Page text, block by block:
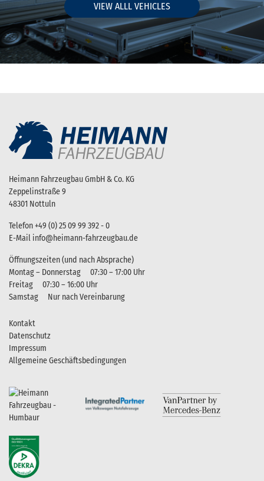
VIEW ALLL VEHICLES
Heimann Fahrzeugbau GmbH & Co. KG
Zeppelinstraße 9
48301 Nottuln
Telefon+49 (0) 25 09 99 392 - 0
E-Mail info@heimann-fahrzeugbau.de
Öffnungszeiten (und nach Absprache)
Montag – Donnerstag
07:30 – 17:00 Uhr
Freitag
07:30 – 16:00 Uhr
Samstag
Nur nach Vereinbarung
Kontakt
Datenschutz
Impressum
Allgemeine Geschäftsbedingungen